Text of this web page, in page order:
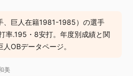
、巨人在籍1981-1985）の選手
率.195・8安打。年度別成績と関
OBデータページ。
美